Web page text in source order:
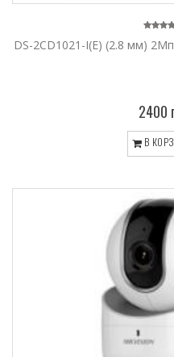
DS-2CD1021-I(E) (2.8 мм)
2400
В